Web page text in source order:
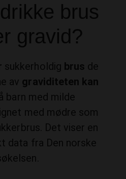
brus
gravid?
sukkerholdig brus de
av graviditeten kan
barn med milde
med mødre som
Det viser en
data fra Den norske